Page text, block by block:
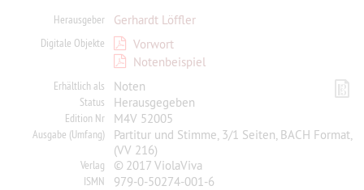
Herausgeber Gerhardt Löffler
Digitale Objekte
Vorwort
Notenbeispiel
Erhältlich als Noten
Status Herausgegeben
Edition Nr M4V 52005
Ausgabe (Umfang)
Partitur und Stimme, 3/1 Seiten, BACH Format,
(VV 216)
Verlag © 2017 ViolaViva
ISMN
979-0-50274-001-6